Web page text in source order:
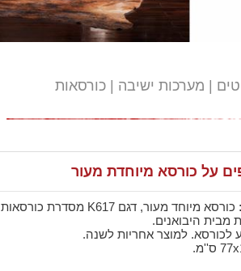
מערכות ישיבה כורסאות
על כורסא מיוחדת מעור
כורסא מיוחד מעור, דגם K617 מסדרת כורסאות
מבית היבואנים.
לכורסא. למוצר אחריות לשנה.